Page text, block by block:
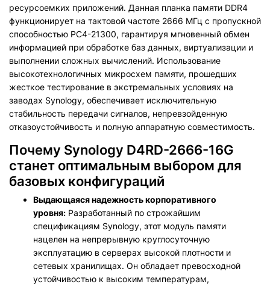
ресурсоемких приложений. Данная планка памяти DDR4
функционирует на тактовой частоте 2666 МГц с пропускной
способностью PC4-21300, гарантируя мгновенный обмен
информацией при обработке баз данных, виртуализации и
выполнении сложных вычислений. Использование
высокотехнологичных микросхем памяти, прошедших
жесткое тестирование в экстремальных условиях на
заводах Synology, обеспечивает исключительную
стабильность передачи сигналов, непревзойденную
отказоустойчивость и полную аппаратную совместимость.
Почему Synology D4RD-2666-16G
станет оптимальным выбором для
базовых конфигураций
Выдающаяся надежность корпоративного
уровня: Разработанный по строжайшим
спецификациям Synology, этот модуль памяти
нацелен на непрерывную круглосуточную
эксплуатацию в серверах высокой плотности и
сетевых хранилищах. Он обладает превосходной
устойчивостью к высоким температурам,